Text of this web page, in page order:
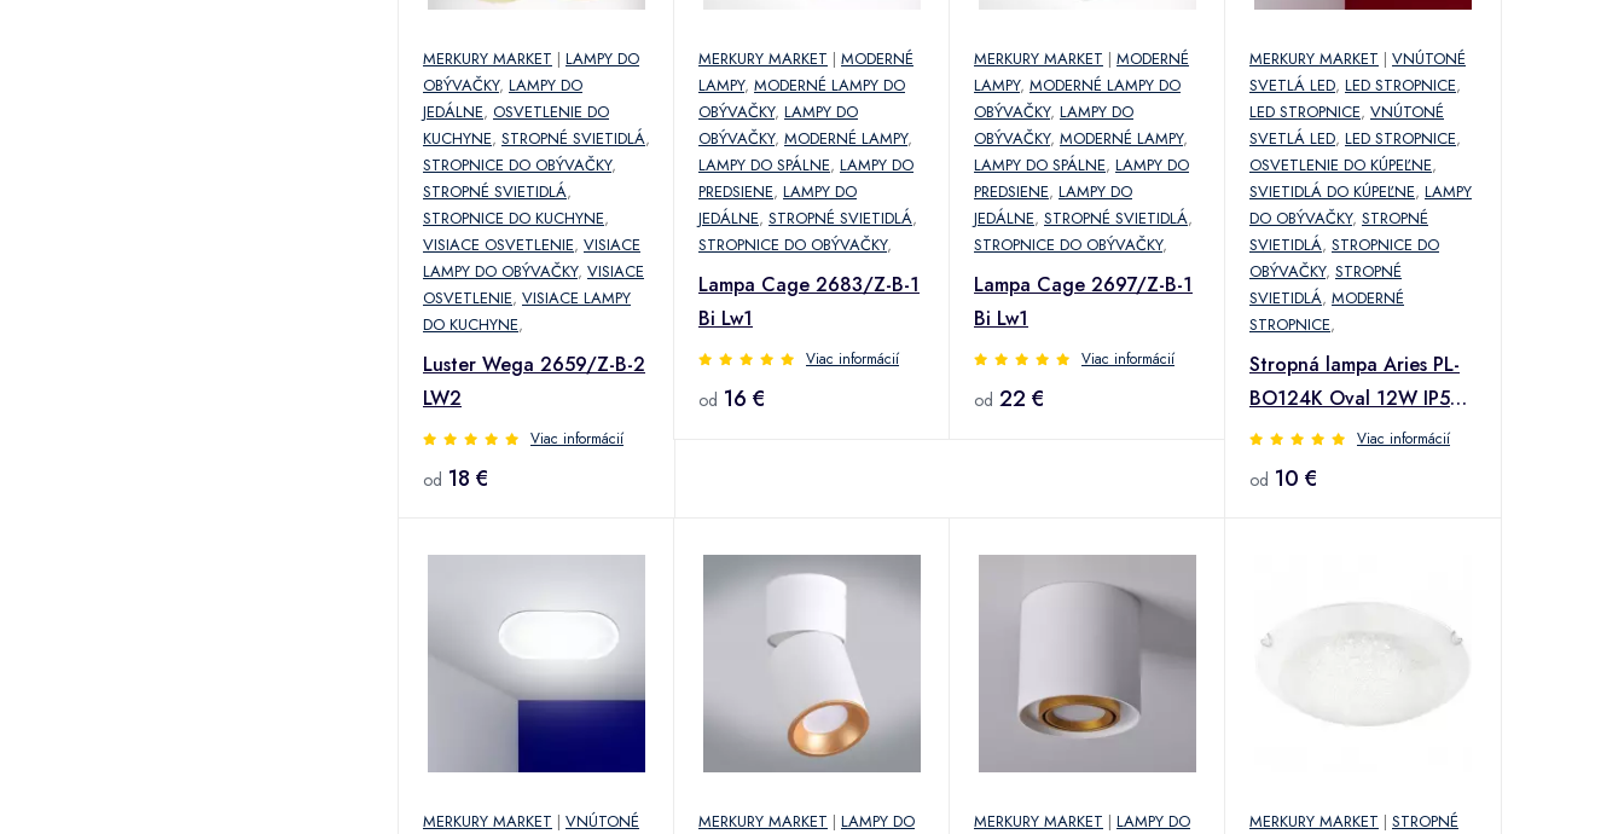
MERKURY MARKET | LAMPY DO
OBÝVAČKY, LAMPY DO
JEDÁLNE, OSVETLENIE DO
KUCHYNE, STROPNÉ SVIETIDLÁ,
STROPNICE DO OBÝVAČKY,
STROPNÉ SVIETIDLÁ,
STROPNICE DO KUCHYNE,
VISIACE OSVETLENIE, VISIACE
LAMPY DO OBÝVAČKY, VISIACE
OSVETLENIE, VISIACE LAMPY
DO KUCHYNE,
Luster Wega 2659/Z-B-2
LW2
Viac informácií
od 18 €
MERKURY MARKET | MODERNÉ
LAMPY, MODERNÉ LAMPY DO
OBÝVAČKY, LAMPY DO
OBÝVAČKY, MODERNÉ LAMPY,
LAMPY DO SPÁLNE, LAMPY DO
PREDSIENE, LAMPY DO
JEDÁLNE, STROPNÉ SVIETIDLÁ,
STROPNICE DO OBÝVAČKY,
Lampa Cage 2683/Z-B-1
Bi Lw1
Viac informácií
od 16 €
MERKURY MARKET | MODERNÉ
LAMPY, MODERNÉ LAMPY DO
OBÝVAČKY, LAMPY DO
OBÝVAČKY, MODERNÉ LAMPY,
LAMPY DO SPÁLNE, LAMPY DO
PREDSIENE, LAMPY DO
JEDÁLNE, STROPNÉ SVIETIDLÁ,
STROPNICE DO OBÝVAČKY,
Lampa Cage 2697/Z-B-1
Bi Lw1
Viac informácií
od 22 €
MERKURY MARKET | VNÚTONÉ
SVETLÁ LED, LED STROPNICE,
LED STROPNICE, VNÚTONÉ
SVETLÁ LED, LED STROPNICE,
OSVETLENIE DO KÚPEĽNE,
SVIETIDLÁ DO KÚPEĽNE, LAMPY
DO OBÝVAČKY, STROPNÉ
SVIETIDLÁ, STROPNICE DO
OBÝVAČKY, STROPNÉ
SVIETIDLÁ, MODERNÉ
STROPNICE,
Stropná lampa Aries PL-
BO124K Oval 12W IP54
PL1
Viac informácií
od 10 €
MERKURY MARKET | VNÚTONÉ
MERKURY MARKET | LAMPY DO
MERKURY MARKET | LAMPY DO
MERKURY MARKET | STROPNÉ